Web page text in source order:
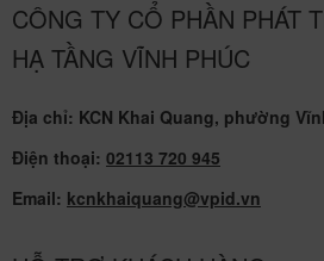
CÔNG TY CỔ PHẦN PHÁT
HẠ TẦNG VĨNH PHÚC
Địa chỉ: KCN Khai Quang, phường
Điện thoại: 02113 720 945
Email: kcnkhaiquang@vpid.vn